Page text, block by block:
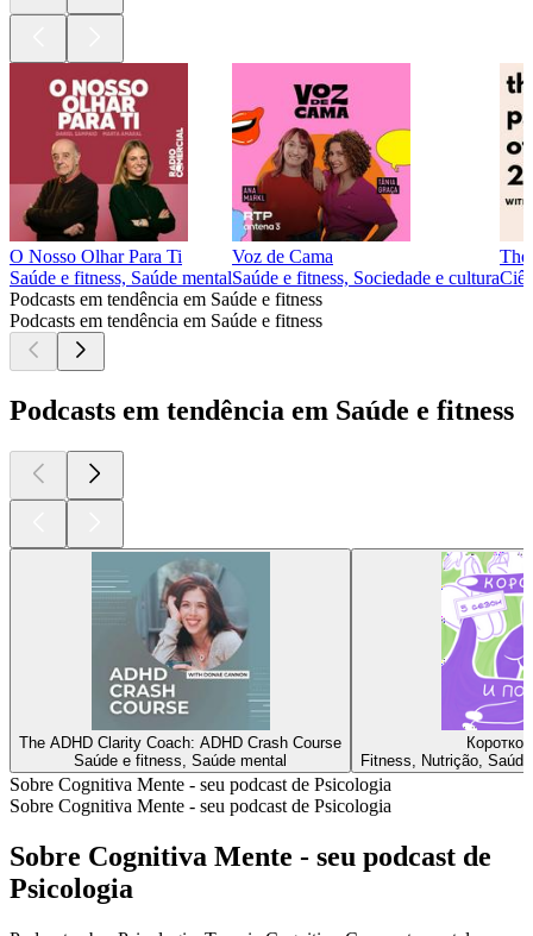
O Nosso Olhar Para Ti
Saúde e fitness, Saúde mental
Voz de Cama
Saúde e fitness, Sociedade e cultura
Podcasts em tendência em Saúde e fitness
Podcasts em tendência em Saúde e fitness
Podcasts em tendência em Saúde e fitness
The ADHD Clarity Coach: ADHD Crash Course
Saúde e fitness, Saúde mental
Коротко
Fitness, Nutrição,
Sobre Cognitiva Mente - seu podcast de Psicologia
Sobre Cognitiva Mente - seu podcast de Psicologia
Sobre Cognitiva Mente - seu podcast de
Psicologia